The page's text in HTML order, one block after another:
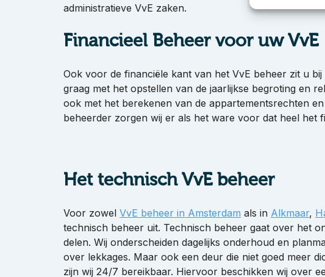
administratieve VvE zaken.
Financieel Beheer voor uw VvE
Ook voor de financiële kant van het VvE beheer zit u
graag met het opstellen van de jaarlijkse begroting en
ook met het berekenen van de appartementsrechten
beheerder zorgen wij er als het ware voor dat heel het
Het technisch VvE beheer
Voor zowel VvE beheer in Amsterdam als in Alkmaar,
technisch beheer uit. Technisch beheer gaat over het
delen. Wij onderscheiden dagelijks onderhoud en
over lekkages. Maar ook een deur die niet goed meer
zijn wij 24/7 bereikbaar. Hiervoor beschikken wij over